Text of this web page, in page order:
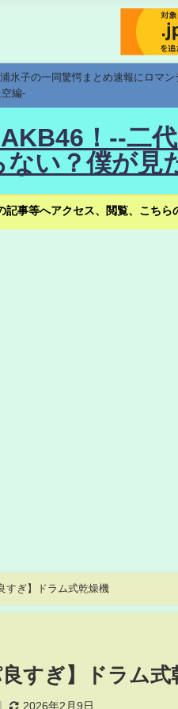
氷子の一同驚愕まとめ速報にロマ
編-
！--二
ない？僕が見
記事等へアクセス、閲覧、こち
すぎ】ドラム式乾燥機
良すぎ】ドラム式
2026年2月9日